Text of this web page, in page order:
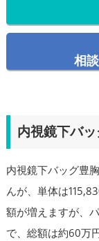
相
内視鏡下バ
内視鏡下バッグ豊
んが、単体は
額が増えますが、
で、総額は約60万